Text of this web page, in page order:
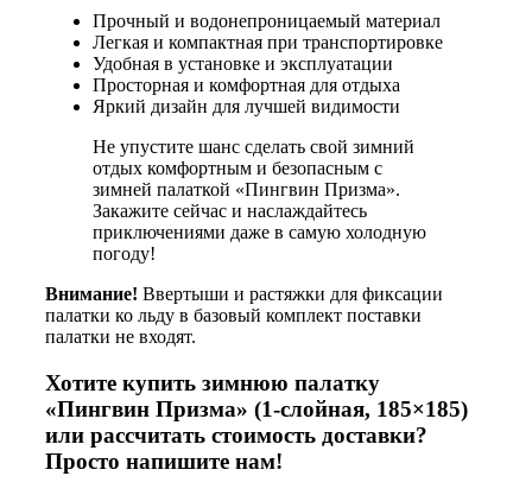
Прочный и водонепроницаемый материал
Легкая и компактная при транспортировке
Удобная в установке и эксплуатации
Просторная и комфортная для отдыха
Яркий дизайн для лучшей видимости
Не упустите шанс сделать свой зимний
отдых комфортным и безопасным с
зимней палаткой «Пингвин Призма».
Закажите сейчас и наслаждайтесь
приключениями даже в самую холодную
погоду!
Внимание! Ввертыши и растяжки для фиксации
палатки ко льду в базовый комплект поставки
палатки не входят.
Хотите купить зимнюю палатку
«Пингвин Призма» (1-слойная, 185×185)
или рассчитать стоимость доставки?
Просто напишите нам!